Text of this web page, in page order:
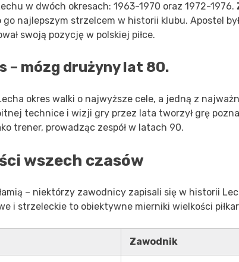
w dwóch okresach: 1963-1970 oraz 1972-1976.
go najlepszym strzelcem w historii klubu. Apostel
swoją pozycję w polskiej piłce.
– mózg drużyny lat 80.
okres walki o najwyższe cele, a jedną z
technice i wizji gry przez lata tworzył grę
trener, prowadząc zespół w latach 90.
wszech czasów
– niektórzy zawodnicy zapisali się w historii
i strzeleckie to obiektywne mierniki wielkości
Zawodnik